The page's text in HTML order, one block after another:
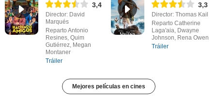
3,4
Director: David
Marqués
Reparto Antonio
Resines, Quim
Gutiérrez, Megan
Montaner
Tráiler
3,3
Director: Thomas Kail
Reparto Catherine
Laga'aia, Dwayne
Johnson, Rena Owen
Tráiler
Mejores películas en cines